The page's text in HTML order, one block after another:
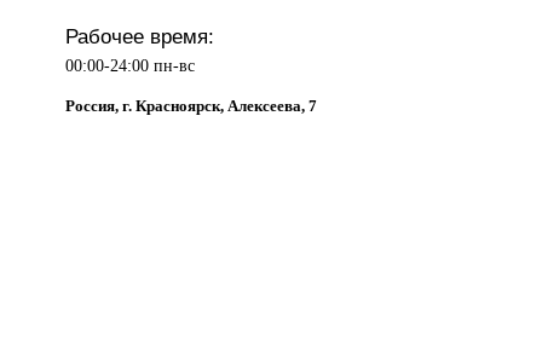
Рабочее время:
00:00-24:00 пн-вс
Россия, г. Красноярск, Алексеева, 7